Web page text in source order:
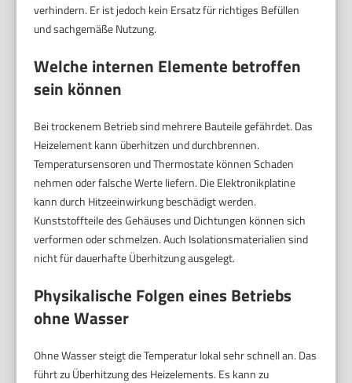
verhindern. Er ist jedoch kein Ersatz für richtiges Befüllen
und sachgemäße Nutzung.
Welche internen Elemente betroffen
sein können
Bei trockenem Betrieb sind mehrere Bauteile gefährdet. Das
Heizelement kann überhitzen und durchbrennen.
Temperatursensoren und Thermostate können Schaden
nehmen oder falsche Werte liefern. Die Elektronikplatine
kann durch Hitzeeinwirkung beschädigt werden.
Kunststoffteile des Gehäuses und Dichtungen können sich
verformen oder schmelzen. Auch Isolationsmaterialien sind
nicht für dauerhafte Überhitzung ausgelegt.
Physikalische Folgen eines Betriebs
ohne Wasser
Ohne Wasser steigt die Temperatur lokal sehr schnell an. Das
führt zu Überhitzung des Heizelements. Es kann zu